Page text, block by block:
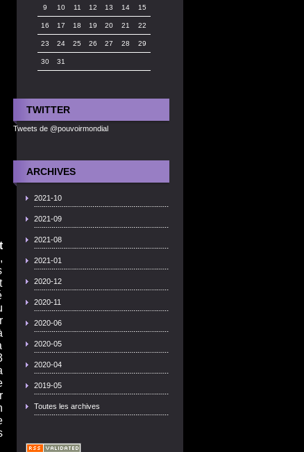
9 10 11 12 13 14 15
16 17 18 19 20 21 22
23 24 25 26 27 28 29
30 31
TWITTER
Tweets de @pouvoirmondial
ARCHIVES
2021-10
2021-09
2021-08
2021-01
2020-12
2020-11
2020-06
2020-05
2020-04
2019-05
Toutes les archives